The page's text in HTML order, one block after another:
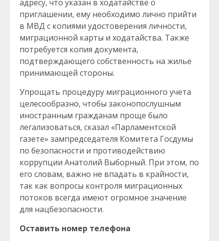
адресу, что указан в ходатайстве о
приглашении, ему необходимо лично прийти
в МВД с копиями удостоверения личности,
миграционной карты и ходатайства. Также
потребуется копия документа,
подтверждающего собственность на жилье
принимающей стороны.
Упрощать процедуру миграционного учета
целесообразно, чтобы законопослушным
иностранным гражданам проще было
легализоваться, сказал «Парламентской
газете» зампредседателя Комитета Госдумы
по безопасности и противодействию
коррупции Анатолий Выборный. При этом, по
его словам, важно не впадать в крайности,
так как вопросы контроля миграционных
потоков всегда имеют огромное значение
для нацбезопасности.
Оставить номер телефона